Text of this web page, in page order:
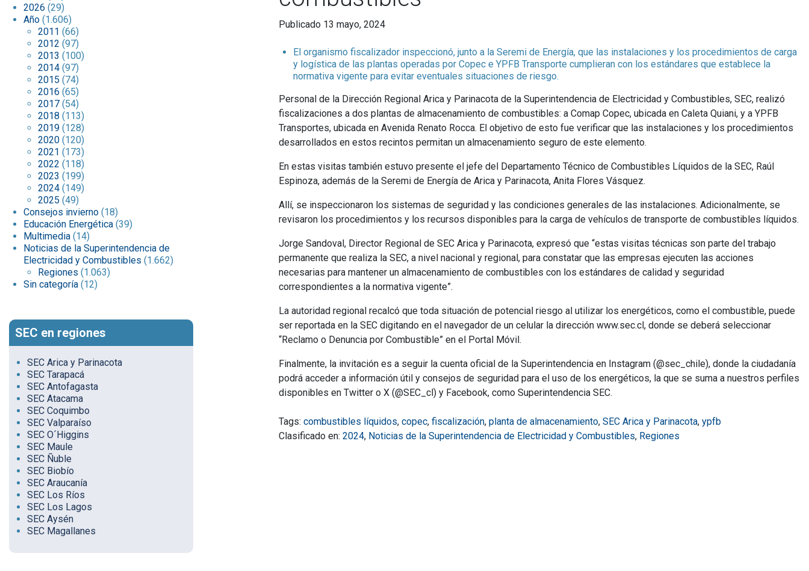
2026 (29)
Año (1.606)
2011 (66)
2012 (97)
2013 (100)
2014 (97)
2015 (74)
2016 (65)
2017 (54)
2018 (113)
2019 (128)
2020 (120)
2021 (173)
2022 (118)
2023 (199)
2024 (149)
2025 (49)
Consejos invierno (18)
Educación Energética (39)
Multimedia (14)
Noticias de la Superintendencia de
Electricidad y Combustibles (1.662)
Regiones (1.063)
Sin categoría (12)
SEC en regiones
SEC Arica y Parinacota
SEC Tarapacá
SEC Antofagasta
SEC Atacama
SEC Coquimbo
SEC Valparaíso
SEC O´Higgins
SEC Maule
SEC Ñuble
SEC Biobío
SEC Araucanía
SEC Los Ríos
SEC Los Lagos
SEC Aysén
SEC Magallanes
Publicado 13 mayo, 2024
El organismo fiscalizador inspeccionó, junto a la Seremi de Energía, que las instalaciones y los procedimientos de carga
y logística de las plantas operadas por Copec e YPFB Transporte cumplieran con los estándares que establece la
normativa vigente para evitar eventuales situaciones de riesgo.
Personal de la Dirección Regional Arica y Parinacota de la Superintendencia de Electricidad y Combustibles, SEC, realizó
fiscalizaciones a dos plantas de almacenamiento de combustibles: a Comap Copec, ubicada en Caleta Quiani, y a YPFB
Transportes, ubicada en Avenida Renato Rocca. El objetivo de esto fue verificar que las instalaciones y los procedimientos
desarrollados en estos recintos permitan un almacenamiento seguro de este elemento.
En estas visitas también estuvo presente el jefe del Departamento Técnico de Combustibles Líquidos de la SEC, Raúl
Espinoza, además de la Seremi de Energía de Arica y Parinacota, Anita Flores Vásquez.
Allí, se inspeccionaron los sistemas de seguridad y las condiciones generales de las instalaciones. Adicionalmente, se
revisaron los procedimientos y los recursos disponibles para la carga de vehículos de transporte de combustibles líquidos.
Jorge Sandoval, Director Regional de SEC Arica y Parinacota, expresó que “estas visitas técnicas son parte del trabajo
permanente que realiza la SEC, a nivel nacional y regional, para constatar que las empresas ejecuten las acciones
necesarias para mantener un almacenamiento de combustibles con los estándares de calidad y seguridad
correspondientes a la normativa vigente”.
La autoridad regional recalcó que toda situación de potencial riesgo al utilizar los energéticos, como el combustible, puede
ser reportada en la SEC digitando en el navegador de un celular la dirección www.sec.cl, donde se deberá seleccionar
“Reclamo o Denuncia por Combustible” en el Portal Móvil.
Finalmente, la invitación es a seguir la cuenta oficial de la Superintendencia en Instagram (@sec_chile), donde la ciudadanía
podrá acceder a información útil y consejos de seguridad para el uso de los energéticos, la que se suma a nuestros perfiles
disponibles en Twitter o X (@SEC_cl) y Facebook, como Superintendencia SEC.
Tags: combustibles líquidos, copec, fiscalización, planta de almacenamiento, SEC Arica y Parinacota, ypfb
Clasificado en: 2024, Noticias de la Superintendencia de Electricidad y Combustibles, Regiones